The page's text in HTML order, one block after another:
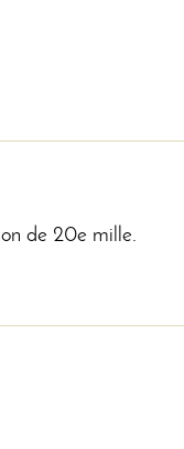
de 20e mille.